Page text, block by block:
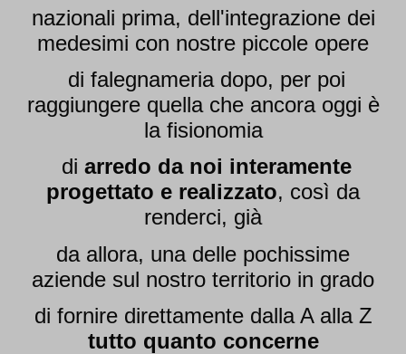
nazionali prima, dell'integrazione dei
medesimi con nostre piccole opere
di falegnameria dopo, per poi
raggiungere quella che ancora oggi è
la fisionomia
di arredo da noi interamente
progettato e realizzato, così da
renderci, già
da allora, una delle pochissime
aziende sul nostro territorio in grado
di fornire direttamente dalla A alla Z
tutto quanto concerne